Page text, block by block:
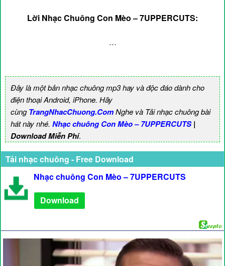
Lời Nhạc Chuông Con Mèo – 7UPPERCUTS:
…
Đây là một bản nhạc chuông mp3 hay và độc đáo dành cho
điện thoại Android, iPhone. Hãy
cùngTrangNhacChuong.ComNghe và Tải nhạc chuông bài
hát này nhé. Nhạc chuông Con Mèo – 7UPPERCUTS|
Download Miễn Phí.
Tải nhạc chuông - Free Download
Nhạc chuông Con Mèo – 7UPPERCUTS
Download